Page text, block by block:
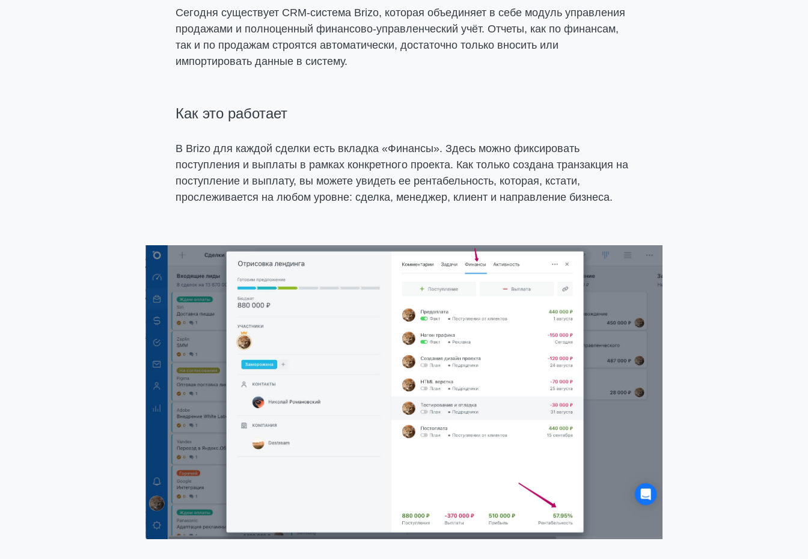
Сегодня существует CRM-система Brizo, которая объединяет в себе модуль управления
продажами и полноценный финансово-управленческий учёт. Отчеты, как по финансам,
так и по продажам строятся автоматически, достаточно только вносить или
импортировать данные в систему.
Как это работает
В Brizo для каждой сделки есть вкладка «Финансы». Здесь можно фиксировать
поступления и выплаты в рамках конкретного проекта. Как только создана транзакция на
поступление и выплату, вы можете увидеть ее рентабельность, которая, кстати,
прослеживается на любом уровне: сделка, менеджер, клиент и направление бизнеса.